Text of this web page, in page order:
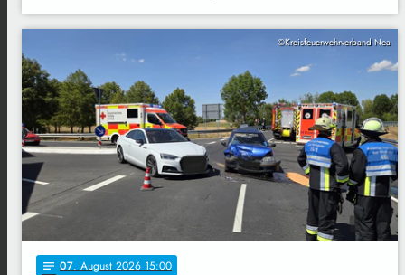
©Kreisfeuerwehrverband Nea
notes 07. August 2026 15:00